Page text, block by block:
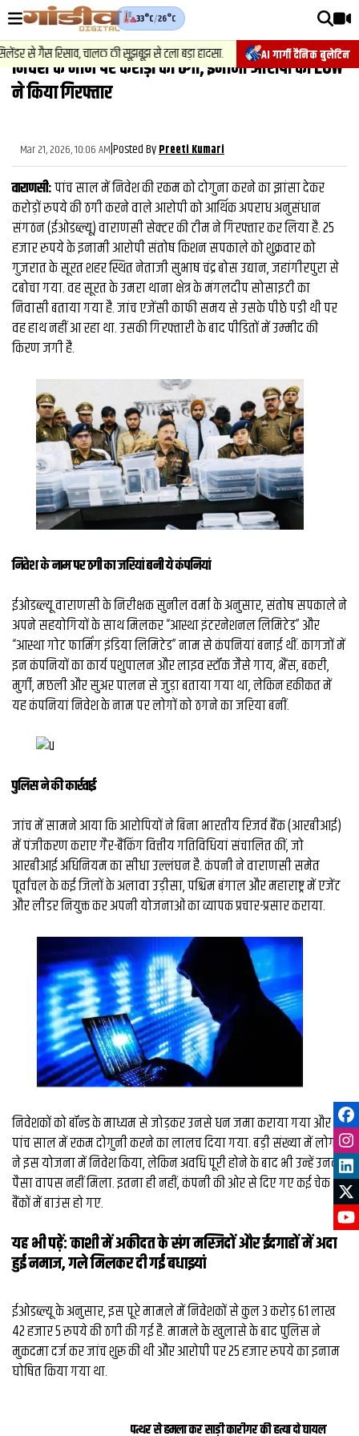
AI गार्गी दैनिक बुलेटिन
33°C/26°C
से गैस रिसाव, चालक की सूझबूझ से टला बड़ा हादसा. .न्यूज़-चेसिस नंबर बदलकर
वीडियोज़
वाराणसी न्यूज़
राजनीति
फिल्मी
साहित्य
संस्कृति
ख़ान पान और जीवनशैली
अंतरराष्ट्रीय
फैक्ट चेक
मौसम
देश
निवेश के नाम पर करोड़ों की ठगी, इनामी आरोपी को EOW
ने किया गिरफ्तार
Mar 21, 2026, 10:06 AM|Posted ByPreeti Kumari
वाराणसी:पांच साल में निवेश की रकम को दोगुना करने का झांसा देकर
करोड़ों रुपये की ठगी करने वाले आरोपी को आर्थिक अपराध अनुसंधान
संगठन (ईओडब्ल्यू) वाराणसी सेक्टर की टीम ने गिरफ्तार कर लिया है. 25
हजार रुपये के इनामी आरोपी संतोष किशन सपकाले को शुक्रवार को
गुजरात के सूरत शहर स्थित नेताजी सुभाष चंद्र बोस उद्यान, जहांगीरपुरा से
दबोचा गया. वह सूरत के उमरा थाना क्षेत्र के मंगलदीप सोसाइटी का
निवासी बताया गया है. जांच एजेंसी काफी समय से उसके पीछे पडी थी पर
वह हाथ नहीं आ रहा था. उसकी गिरफ्तारी के बाद पीडितों में उम्‍मीद की
किरण जगी है.
निवेश के नाम पर ठगी का जरियां बनी ये कंपनियां
ईओडब्ल्यू वाराणसी के निरीक्षक सुनील वर्मा के अनुसार, संतोष सपकाले ने
अपने सहयोगियों के साथ मिलकर “आस्था इंटरनेशनल लिमिटेड” और
“आस्था गोट फार्मिंग इंडिया लिमिटेड” नाम से कंपनियां बनाई थीं. कागजों में
इन कंपनियों का कार्य पशुपालन और लाइव स्टॉक जैसे गाय, भैंस, बकरी,
मुर्गी, मछली और सुअर पालन से जुड़ा बताया गया था, लेकिन हकीकत में
यह कंपनियां निवेश के नाम पर लोगों को ठगने का जरिया बनीं.
पुलिस ने की कार्रवाई
जांच में सामने आया कि आरोपियों ने बिना भारतीय रिजर्व बैंक (आरबीआई)
में पंजीकरण कराए गैर-बैंकिंग वित्तीय गतिविधियां संचालित कीं, जो
आरबीआई अधिनियम का सीधा उल्लंघन है. कंपनी ने वाराणसी समेत
पूर्वांचल के कई जिलों के अलावा उड़ीसा, पश्चिम बंगाल और महाराष्ट्र में एजेंट
और लीडर नियुक्त कर अपनी योजनाओं का व्यापक प्रचार-प्रसार कराया.
निवेशकों को बॉन्ड के माध्यम से जोड़कर उनसे धन जमा कराया गया और
पांच साल में रकम दोगुनी करने का लालच दिया गया. बड़ी संख्या में लोगों
ने इस योजना में निवेश किया, लेकिन अवधि पूरी होने के बाद भी उन्हें उनका
पैसा वापस नहीं मिला. इतना ही नहीं, कंपनी की ओर से दिए गए कई चेक भी
बैंकों में बाउंस हो गए.
यह भी पढ़ें:काशी में अकीदत के संग मस्जिदों और ईदगाहों में अदा
हुई नमाज, गले मिलकर दी गई बधाइयां
ईओडब्ल्यू के अनुसार, इस पूरे मामले में निवेशकों से कुल 3 करोड़ 61 लाख
42 हजार 5 रुपये की ठगी की गई है. मामले के खुलासे के बाद पुलिस ने
मुकदमा दर्ज कर जांच शुरू की थी और आरोपी पर 25 हजार रुपये का इनाम
घोषित किया गया था.
पत्थर से हमला कर साड़ी कारीगर की हत्या दो घायल